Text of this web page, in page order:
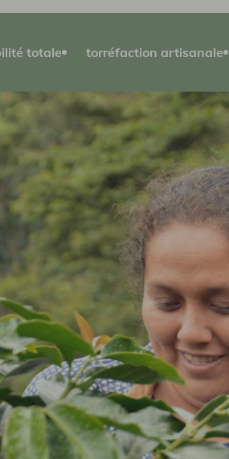
totale torréfaction artisanale